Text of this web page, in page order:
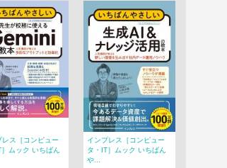
レス［コンピュー
］ムック いちばん
インプレス［コンピュー
タ・IT］ムック いちばん
や...